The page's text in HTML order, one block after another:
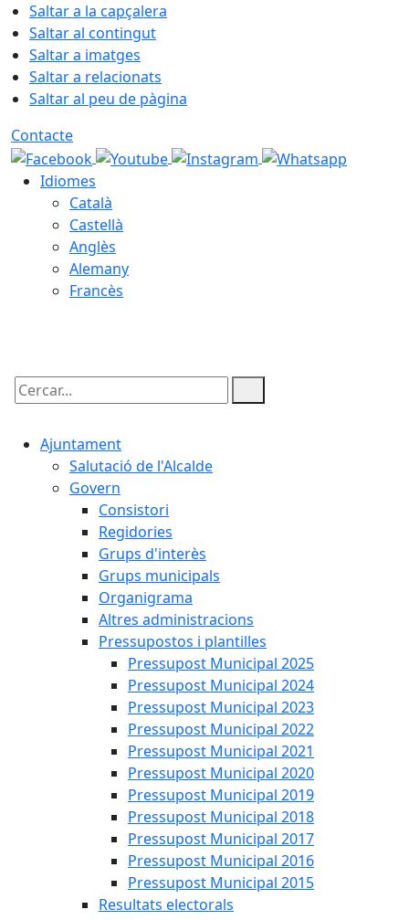
Saltar a la capçalera
Saltar al contingut
Saltar a imatges
Saltar a relacionats
Saltar al peu de pàgina
Contacte
Idiomes
Català
Castellà
Anglès
Alemany
Francès
Cercar:
Ajuntament
Salutació de l'Alcalde
Govern
Consistori
Regidories
Grups d'interès
Grups municipals
Organigrama
Altres administracions
Pressupostos i plantilles
Pressupost Municipal 2025
Pressupost Municipal 2024
Pressupost Municipal 2023
Pressupost Municipal 2022
Pressupost Municipal 2021
Pressupost Municipal 2020
Pressupost Municipal 2019
Pressupost Municipal 2018
Pressupost Municipal 2017
Pressupost Municipal 2016
Pressupost Municipal 2015
Resultats electorals